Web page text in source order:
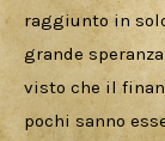
raggiunto in
grande
visto che il
pochi sanno